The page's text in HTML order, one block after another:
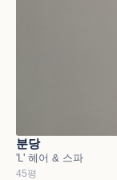
분당
'L' 헤어 & 스파
45평